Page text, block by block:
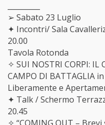
➢ Sabato 23 Luglio
✦ Incontri/ Sala
20.00
Tavola Rotonda
✧ SUI NOSTRI CORPI: IL
CAMPO DI BATTAGLIA
Liberamente e
✦ Talk / Schermo
20.45